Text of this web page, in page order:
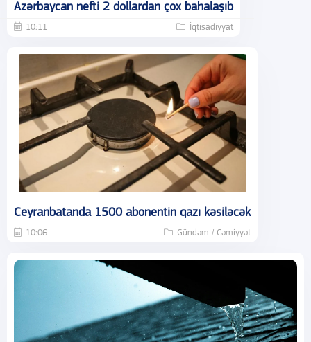
Azərbaycan nefti 2 dollardan çox bahalaşıb
10:11 İqtisadiyyat
Ceyranbatanda 1500 abonentin qazı kəsiləcək
10:06 Gündəm / Cəmiyyət